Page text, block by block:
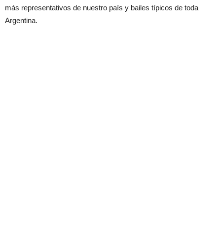
más representativos de nuestro país y bailes típicos de toda
Argentina.